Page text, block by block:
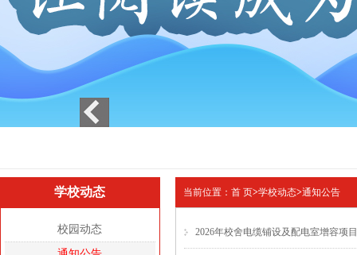
学校动态
校园动态
当前位置： 首 页>学校动态>通知公告
2026年校舍电缆铺设及配电室增容项